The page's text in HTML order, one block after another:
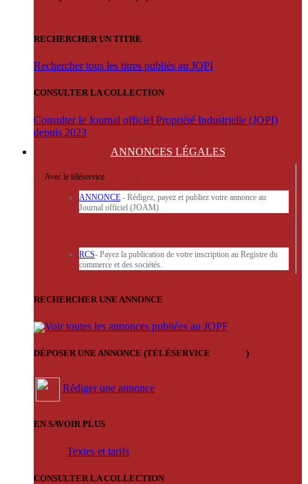
RECHERCHER UN TITRE
Rechercher tous les titres publiés au JOPI
CONSULTER LA COLLECTION
Consulter le Journal officiel Propriété Industrielle (JOPI)
depuis 2023
ANNONCES LÉGALES
Avec le téléservice :
ANNONCE - Rédigez, payez et publiez votre annonce au
Journal officiel (JOAM)
RCS- Payez la publication de votre inscription au Registre du
commerce et des sociétés.
RECHERCHER UNE ANNONCE
Voir toutes les annonces publiées au JOPF
DÉPOSER UNE ANNONCE (TÉLÉSERVICE )
Rédiger une annonce
EN SAVOIR PLUS
Textes et tarifs
CONSULTER LA COLLECTION